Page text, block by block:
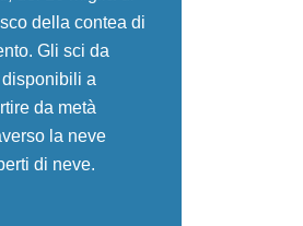
della contea di
Gli sci da
a
da metà
la neve
di neve.